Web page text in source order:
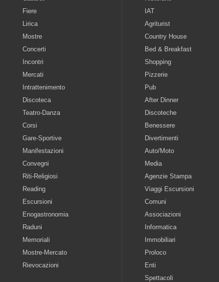
Fiere
Lirica
Mostre
Concerti
Incontri
Mercati
Intrattenimento
Discoteca
Teatro-Danza
Corsi
Gare-Sportive
Manifestazioni
Convegni
Riti-Religiosi
Reading
Escursioni
Enogastronomia
Raduni
Memoriali
Mostre-Mercato
Rievocazioni
IAT
Agriturist
Country House
Bed & Breakfast
Shopping
Pizzerie
Pub
After Dinner
Discoteche
Benessere
Divertimenti
Auto/Moto
Media
Agenzie Stampa
Viaggi Escursioni
Comuni
Associazioni
Informatica
Immobiliari
Proloco
Enti
Spettacoli